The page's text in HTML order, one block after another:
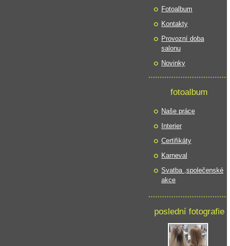
Fotoalbum
Kontakty
Provozní doba
salonu
Novinky
fotoalbum
Naše práce
Interier
Certifikáty
Karneval
Svatba ,společenské
akce
poslední fotografie